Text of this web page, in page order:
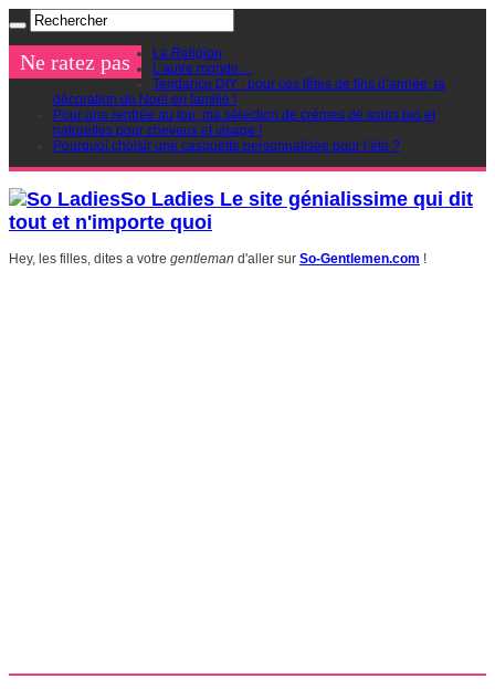
Ne ratez pas
La Religion
L’autre monde…
Tendance DIY : pour ces fêtes de fins d’année, la
décoration de Noel en famille !
Pour une rentrée au top, ma sélection de crèmes de soins bio et
naturelles pour cheveux et visage !
Pourquoi choisir une casquette personnalisée pour l’été ?
So Ladies Le site génialissime qui dit
tout et n'importe quoi
Hey, les filles, dites a votre gentleman d'aller sur So-Gentlemen.com !